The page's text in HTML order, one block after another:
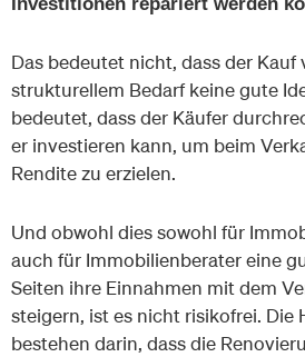
Das bedeutet nicht, dass der
strukturellem Bedarf keine gute
bedeutet, dass der Käufer
er investieren kann, um beim
Rendite zu erzielen.
Und obwohl dies sowohl für
auch für Immobilienberater eine
Seiten ihre Einnahmen mit dem
steigern, ist es nicht risikofrei. Die
bestehen darin, dass die